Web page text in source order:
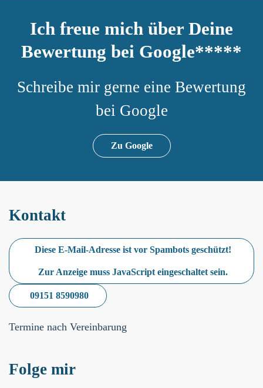
Ich freue mich über Deine
Bewertung bei Google*****
Schreibe mir gerne eine Bewertung
bei Google
Zu Google
Kontakt
Diese E-Mail-Adresse ist vor Spambots geschützt!
Zur Anzeige muss JavaScript eingeschaltet sein.
09151 8590980
Termine nach Vereinbarung
Folge mir